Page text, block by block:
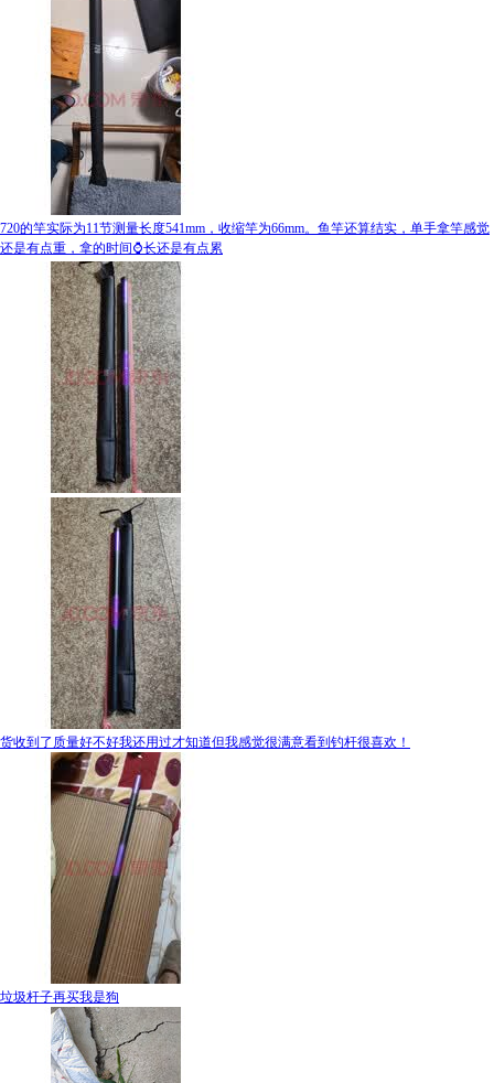
720的竿实际为11节测量长度541mm，收缩竿为66mm。鱼竿还算结实，单手拿竿感觉
还是有点重，拿的时间⌚长还是有点累
货收到了质量好不好我还用过才知道但我感觉很满意看到钓杆很喜欢！
垃圾杆子再买我是狗